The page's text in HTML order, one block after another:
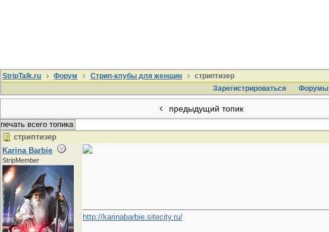
StripTalk.ru Форум Стрип-клубы для женщин
стриптизер
Зарегистрироваться
Форумы
предыдущий топик
печать всего топика
стриптизер
Karina Barbie
StripMember
http://karinabarbie.sitecity.ru/